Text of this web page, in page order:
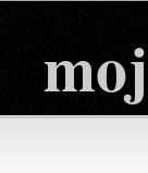
moj